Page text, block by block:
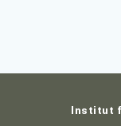
Institut